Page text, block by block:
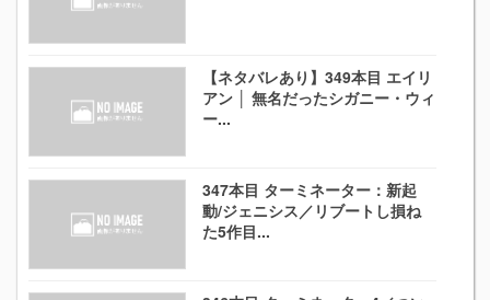
【ネタバレあり】349本目 エイリ
アン │ 無名だったシガニー・ウィ
ー...
347本目 ターミネーター：新起
動/ジェニシス／リブートし損ね
た5作目...